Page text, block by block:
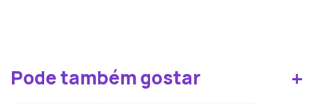
Pode também gostar +